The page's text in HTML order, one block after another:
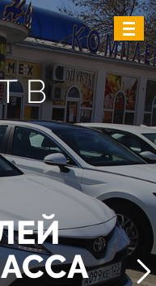
В